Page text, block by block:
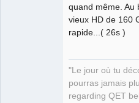
quand même. Au
vieux HD de 160
rapide...( 26s )
"Le jour où tu
pourras jamais
regarding QET